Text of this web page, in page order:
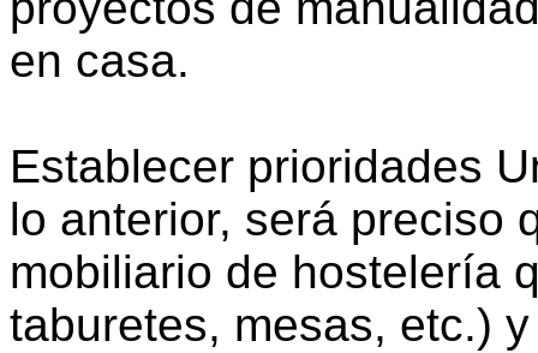
en casa.
Establecer prioridades
lo anterior, será preciso
mobiliario de hostelería
taburetes, mesas, etc.)